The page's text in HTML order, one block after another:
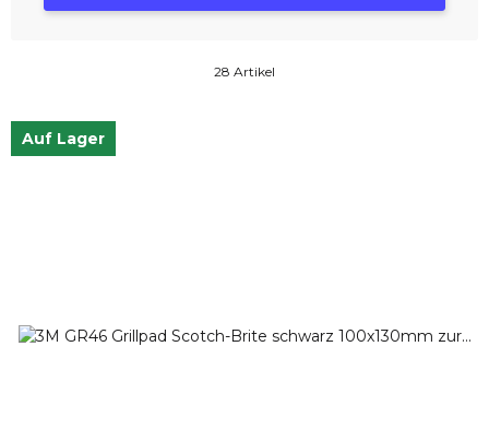
28 Artikel
Auf Lager